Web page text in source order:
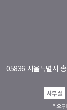
05836 서울특별시
사무실
* 우